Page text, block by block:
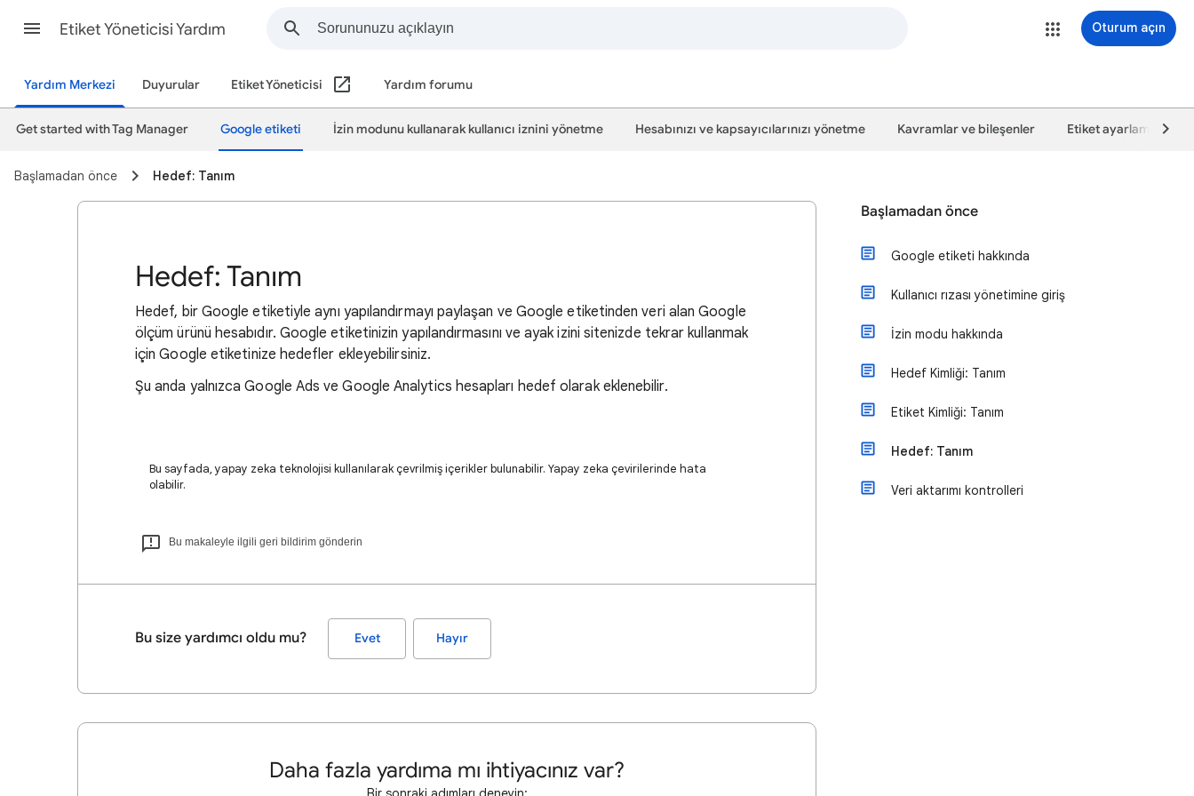
Etiket Yöneticisi Yardım Oturum açın
Yardım Merkezi Duyurular Etiket Yöneticisi Yardım forumu
Get started with Tag Manager Google etiketi İzin modunu kullanarak kullanıcı iznini yönetme Hesabınızı ve kapsayıcılarınızı yönetme Kavramlar ve bileşenler Etiket ayarlama
Başlamadan önce Hedef: Tanım
Hedef: Tanım
Hedef, bir Google etiketiyle aynı yapılandırmayı paylaşan ve Google etiketinden veri alan Google
ölçüm ürünü hesabıdır. Google etiketinizin yapılandırmasını ve ayak izini sitenizde tekrar kullanmak
için Google etiketinize hedefler ekleyebilirsiniz.
Şu anda yalnızca Google Ads ve Google Analytics hesapları hedef olarak eklenebilir.
Bu sayfada, yapay zeka teknolojisi kullanılarak çevrilmiş içerikler bulunabilir. Yapay zeka çevirilerinde hata
olabilir.
Bu makaleyle ilgili geri bildirim gönderin
Bu size yardımcı oldu mu? Evet Hayır
Daha fazla yardıma mı ihtiyacınız var?
Başlamadan önce
Google etiketi hakkında
Kullanıcı rızası yönetimine giriş
İzin modu hakkında
Hedef Kimliği: Tanım
Etiket Kimliği: Tanım
Hedef: Tanım
Veri aktarımı kontrolleri